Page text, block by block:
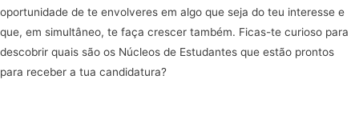
oportunidade de te envolveres em algo que seja do teu interesse e
que, em simultâneo, te faça crescer também. Ficas-te curioso para
descobrir quais são os Núcleos de Estudantes que estão prontos
para receber a tua candidatura?